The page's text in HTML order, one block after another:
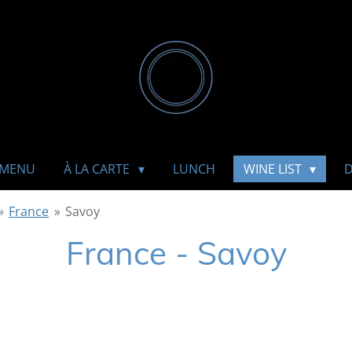
MENU À LA CARTE LUNCH WINE LIST
France » Savoy
France - Savoy